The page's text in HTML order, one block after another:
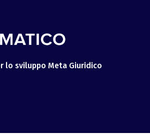
lo sviluppo Meta Giuridico
SrlP.IVA 02161600545